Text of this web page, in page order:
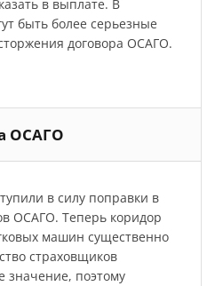
в выплате. В
быть более серьезные
договора ОСАГО.
ОСАГО
в силу поправки в
ОСАГО. Теперь коридор
машин существенно
страховщиков
значение, поэтому